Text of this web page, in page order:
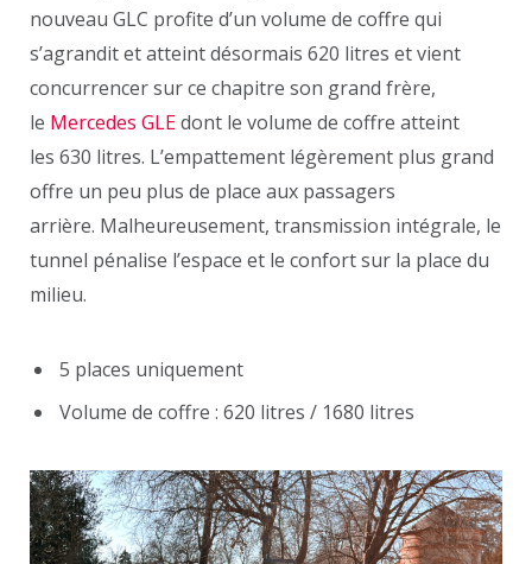
nouveau GLC profite d’un volume de coffre qui
s’agrandit et atteint désormais 620 litres et vient
concurrencer sur ce chapitre son grand frère,
le Mercedes GLEdont le volume de coffre atteint
les 630 litres. L’empattement légèrement plus grand
offre un peu plus de place aux passagers
arrière. Malheureusement, transmission intégrale, le
tunnel pénalise l’espace et le confort sur la place du
milieu.
5 places uniquement
Volume de coffre : 620 litres / 1680 litres